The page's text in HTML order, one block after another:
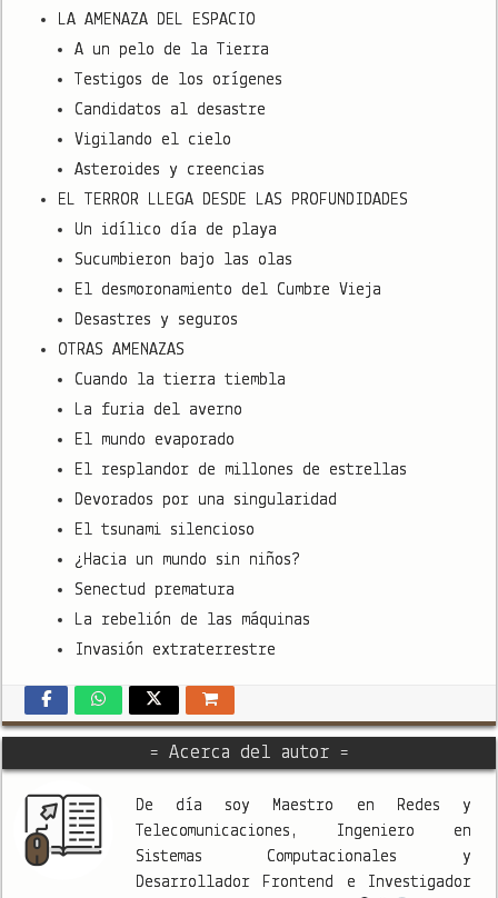
LA AMENAZA DEL ESPACIO
A un pelo de la Tierra
Testigos de los orígenes
Candidatos al desastre
Vigilando el cielo
Asteroides y creencias
EL TERROR LLEGA DESDE LAS PROFUNDIDADES
Un idílico día de playa
Sucumbieron bajo las olas
El desmoronamiento del Cumbre Vieja
Desastres y seguros
OTRAS AMENAZAS
Cuando la tierra tiembla
La furia del averno
El mundo evaporado
El resplandor de millones de estrellas
Devorados por una singularidad
El tsunami silencioso
¿Hacia un mundo sin niños?
Senectud prematura
La rebelión de las máquinas
Invasión extraterrestre
= Acerca del autor =
De día soy Maestro en Redes y
Telecomunicaciones, Ingeniero en
Sistemas Computacionales y
Desarrollador Frontend e Investigador